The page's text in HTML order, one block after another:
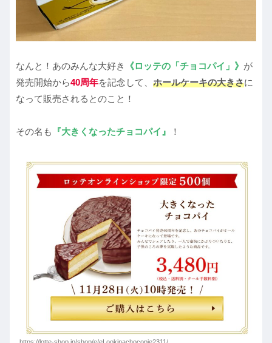
なんと！あのみんな大好き 《ロッテの「チョコパイ」》 が
発売開始から40周年を記念して、 ホールケーキの大きさに
なって販売されるとのこと！
その名も 『大きくなったチョコパイ』 ！